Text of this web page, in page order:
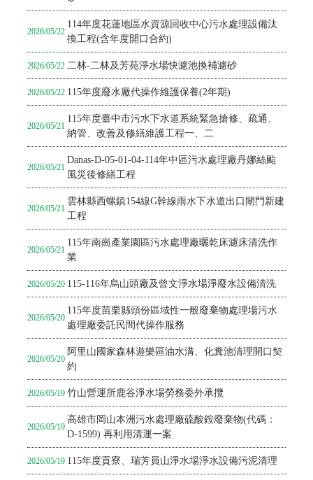
2026/05/22
114年度花蓮地區水資源回收中心污水處理設備汰
換工程(含年度開口合約)
2026/05/22 二林-二林及芳苑淨水場快濾池換補濾砂
2026/05/22 115年度廢水廠代操作維護保養(2年期)
2026/05/21
115年度臺中市污水下水道系統緊急搶修、疏通、
納管、改善及修繕維護工程一、二
2026/05/21
Danas-D-05-01-04-114年中區污水處理廠丹娜絲颱
風災後修繕工程
2026/05/21
雲林縣西螺鎮154線G幹線雨水下水道出口閘門新建
工程
2026/05/21
115年南崗產業園區污水處理廠曬乾床濾床清洗作
業
2026/05/20 115-116年烏山頭廠及曾文淨水場淨廢水設備清洗
2026/05/20
115年度苗栗縣頭份區域性一般廢棄物處理場污水
處理廠委託民間代操作服務
2026/05/20
阿里山國家森林遊樂區油水溝、化糞池清理開口契
約
2026/05/19 竹山營運所鹿谷淨水場勞務委外承攬
2026/05/19
高雄市岡山本洲污水處理廠硫酸銨廢棄物(代碼：
D-1599) 再利用清運一案
2026/05/19 115年度貢寮、瑞芳員山淨水場淨水設備污泥清理